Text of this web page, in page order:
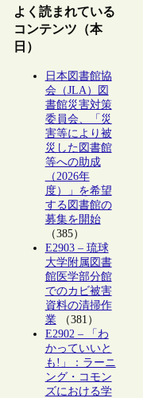
よく読まれている
コンテンツ（本
日）
日本図書館協
会（JLA）図
書館災害対策
委員会、「災
害等により被
災した図書館
等への助成
（2026年
度）」を希望
する図書館の
募集を開始
（385）
E2903 – 琉球
大学附属図書
館医学部分館
でのカビ被害
資料の清掃作
業（381）
E2902 – 「わ
かっていいと
も!」：ラーニ
ング・コモン
ズにおける学